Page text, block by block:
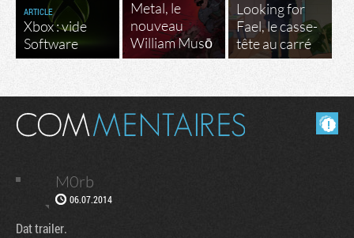
ARTICLE
Xbox : vide
Software
Metal, le
nouveau
William Musō
Looking for
Fael, le casse-
tête au carré
Masquer les commentaires lus.
M0rb
06.07.2014
Dat trailer.